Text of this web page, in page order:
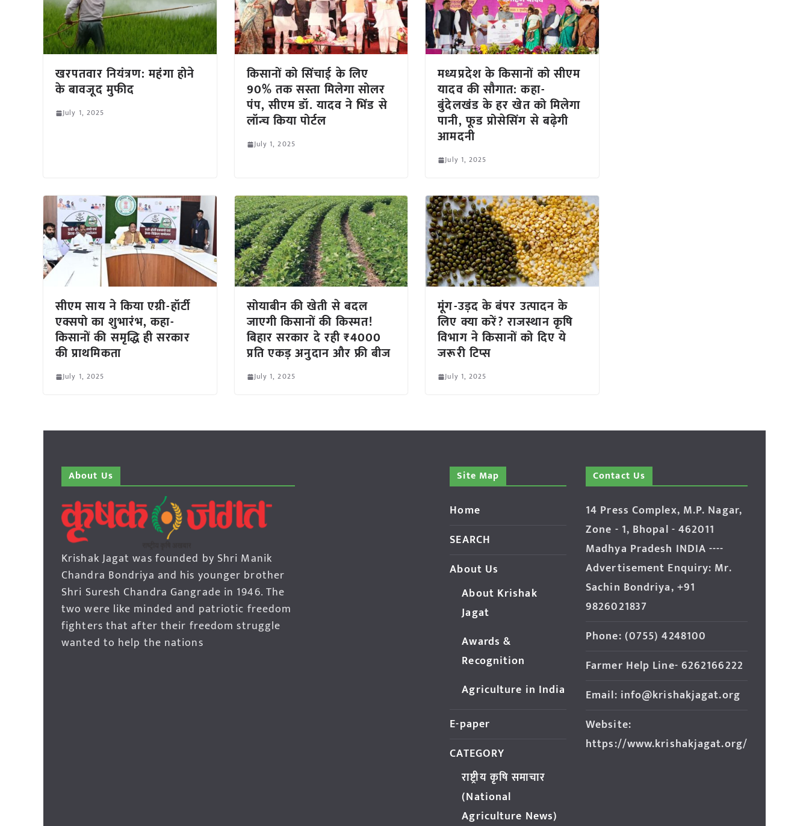
खरपतवार नियंत्रण: महंगा होने
के बावजूद मुफीद
July 1, 2025
किसानों को सिंचाई के लिए
90% तक सस्ता मिलेगा सोलर
पंप, सीएम डॉ. यादव ने भिंड से
लॉन्च किया पोर्टल
July 1, 2025
मध्यप्रदेश के किसानों को सीएम
यादव की सौगात: कहा-
बुंदेलखंड के हर खेत को मिलेगा
पानी, फूड प्रोसेसिंग से बढ़ेगी
आमदनी
July 1, 2025
सीएम साय ने किया एग्री-हॉर्टी
एक्सपो का शुभारंभ, कहा-
किसानों की समृद्धि ही सरकार
की प्राथमिकता
July 1, 2025
सोयाबीन की खेती से बदल
जाएगी किसानों की किस्मत!
बिहार सरकार दे रही ₹4000
प्रति एकड़ अनुदान और फ्री बीज
July 1, 2025
मूंग-उड़द के बंपर उत्पादन के
लिए क्या करें? राजस्थान कृषि
विभाग ने किसानों को दिए ये
जरूरी टिप्स
July 1, 2025
About Us
Krishak Jagat was founded by Shri Manik
Chandra Bondriya and his younger brother
Shri Suresh Chandra Gangrade in 1946. The
two were like minded and patriotic freedom
fighters that after their freedom struggle
wanted to help the nations
Site Map
Home
SEARCH
About Us
About Krishak
Jagat
Awards &
Recognition
Agriculture in India
E-paper
CATEGORY
राष्ट्रीय कृषि समाचार
(National
Agriculture News)
Contact Us
14 Press Complex, M.P. Nagar,
Zone - 1, Bhopal - 462011
Madhya Pradesh INDIA ----
Advertisement Enquiry: Mr.
Sachin Bondriya, +91
9826021837
Phone: (0755) 4248100
Farmer Help Line- 6262166222
Email: info@krishakjagat.org
Website:
https://www.krishakjagat.org/